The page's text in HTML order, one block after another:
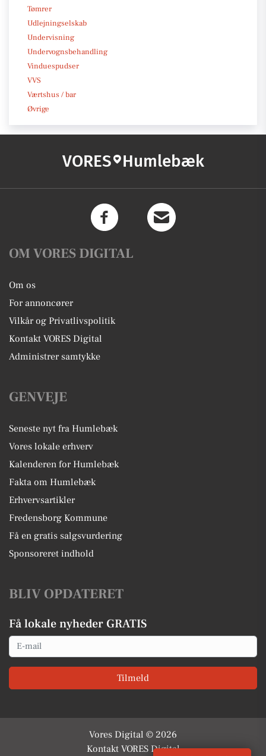
Tømrer
Udlejningselskab
Undervisning
Undervognsbehandling
Vinduespudser
VVS
Værtshus / bar
Øvrige
VORES Humlebæk
OM VORES DIGITAL
Om os
For annoncører
Vilkår og Privatlivspolitik
Kontakt VORES Digital
Administrer samtykke
GENVEJE
Seneste nyt fra Humlebæk
Vores lokale erhverv
Kalenderen for Humlebæk
Fakta om Humlebæk
Erhvervsartikler
Fredensborg Kommune
Få en gratis salgsvurdering
Sponsoreret indhold
BLIV OPDATERET
Få lokale nyheder GRATIS
Email
Tilmeld
Vores Digital © 2026
Kontakt VORES Digital